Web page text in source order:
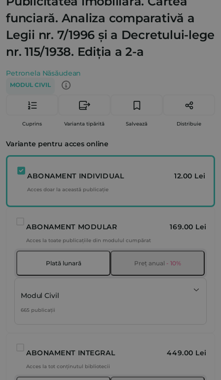
funciară. Analiza comparativă a
Legii nr. 7/1996 și a Decretului-lege
nr. 115/1938. Ediția a 2-a
Petronela Năsăudean
MODUL CIVIL
Cuprins Varianta tipărită Salvează Distribuie
Variante pentru acces online
ABONAMENT INDIVIDUAL 12.00 Lei
Acces doar la această publicație
ABONAMENT MODULAR 169.00 Lei
Acces la toate publicațiile din modulul cumpărat
Plată lunară Preț anual - 10%
Modul Civil
665 publicații
ABONAMENT INTEGRAL 449.00 Lei
Acces la tot conținutul bibliotecii